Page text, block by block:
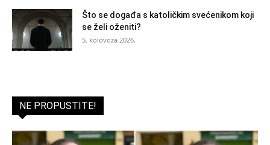
Što se događa s katoličkim svećenikom koji
se želi oženiti?
5. kolovoza 2026.
NE PROPUSTITE!